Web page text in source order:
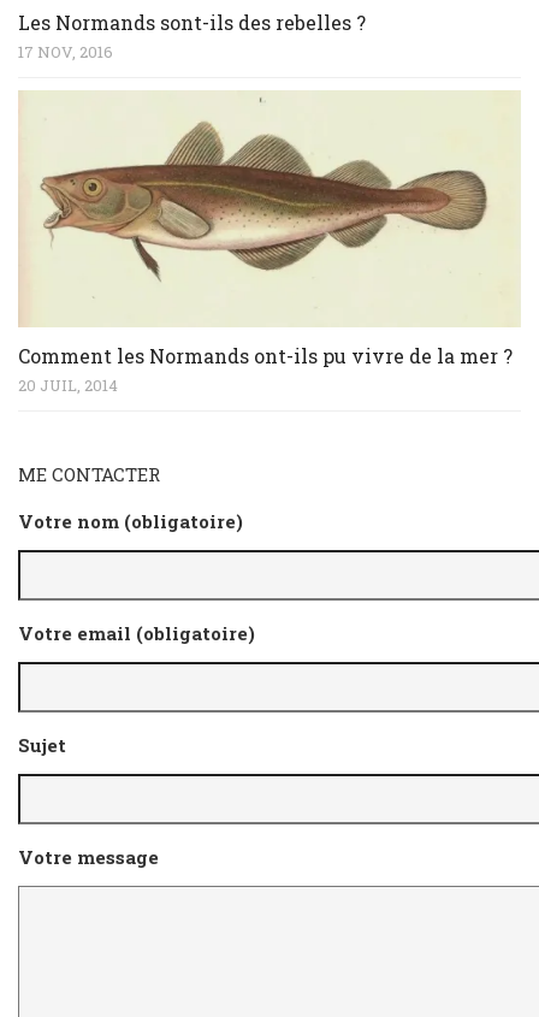
Les Normands sont-ils des rebelles ?
17 NOV, 2016
Comment les Normands ont-ils pu vivre de la mer ?
20 JUIL, 2014
ME CONTACTER
Votre nom (obligatoire)
Votre email (obligatoire)
Sujet
Votre message